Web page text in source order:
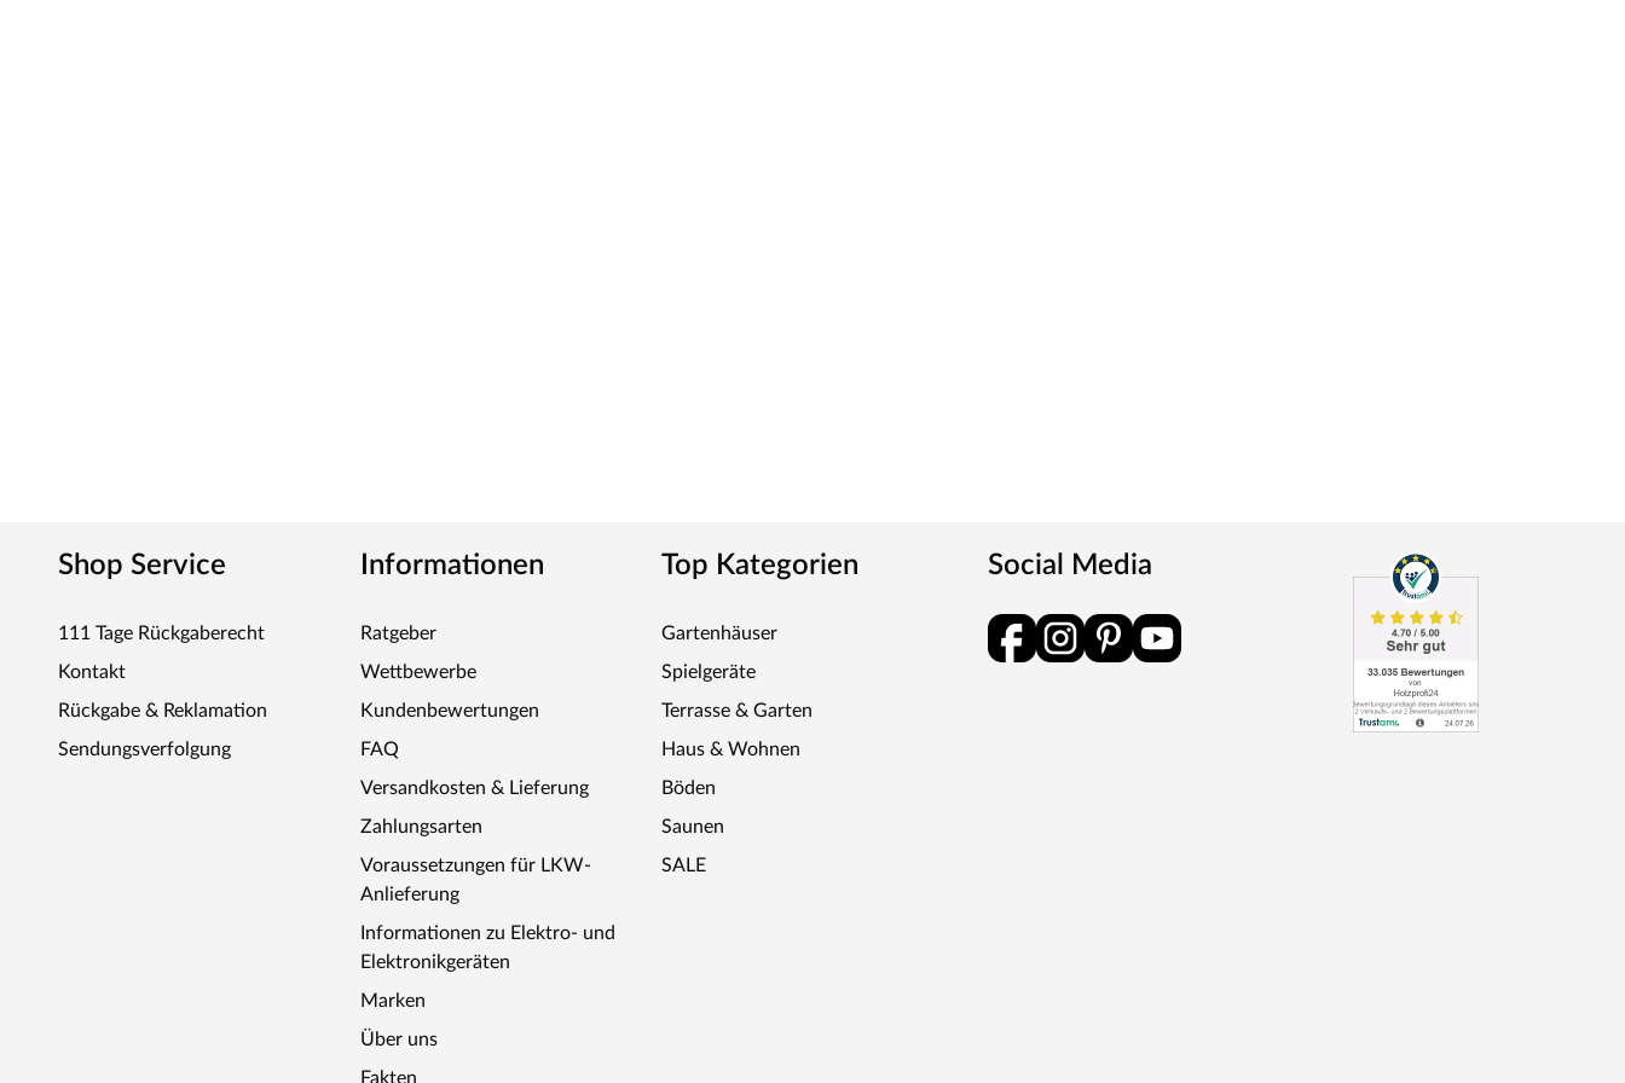
Shop Service
111 Tage Rückgaberecht
Kontakt
Rückgabe & Reklamation
Sendungsverfolgung
Informationen
Ratgeber
Wettbewerbe
Kundenbewertungen
FAQ
Versandkosten & Lieferung
Zahlungsarten
Voraussetzungen für LKW-
Anlieferung
Informationen zu Elektro- und
Elektronikgeräten
Marken
Über uns
Fakten
Top Kategorien
Gartenhäuser
Spielgeräte
Terrasse & Garten
Haus & Wohnen
Böden
Saunen
SALE
Social Media